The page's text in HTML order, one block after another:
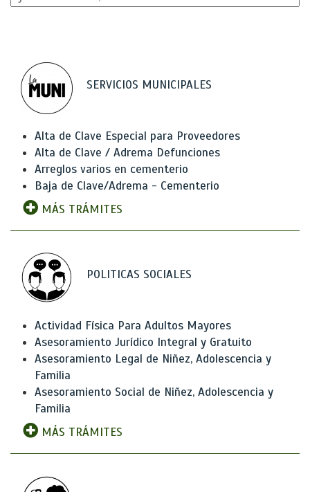
SERVICIOS MUNICIPALES
Alta de Clave Especial para Proveedores
Alta de Clave / Adrema Defunciones
Arreglos varios en cementerio
Baja de Clave/Adrema - Cementerio
MÁS TRÁMITES
POLITICAS SOCIALES
Actividad Física Para Adultos Mayores
Asesoramiento Jurídico Integral y Gratuito
Asesoramiento Legal de Niñez, Adolescencia y
Familia
Asesoramiento Social de Niñez, Adolescencia y
Familia
MÁS TRÁMITES